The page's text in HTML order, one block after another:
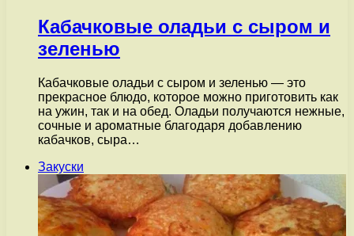
Кабачковые оладьи с сыром и
зеленью
Кабачковые оладьи с сыром и зеленью — это
прекрасное блюдо, которое можно приготовить как
на ужин, так и на обед. Оладьи получаются нежные,
сочные и ароматные благодаря добавлению
кабачков, сыра…
Закуски